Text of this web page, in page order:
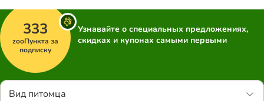
333
zooПункта за
подписку
Узнавайте о специальных предложениях,
скидках и купонах самыми первыми
Вид питомца